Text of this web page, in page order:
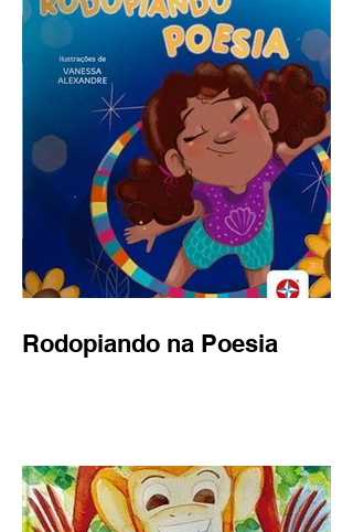
Rodopiando na Poesia